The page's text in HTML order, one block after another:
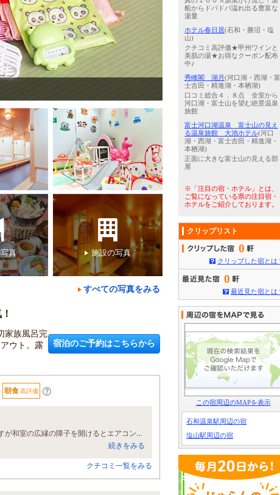
ふく刺し付き花会席膳
真 施設の写真
すべての写真をみる
家族風呂完
ウト。露
宿泊のご予約はこちらから
朝食高評価
高齢な両親と泊まりました。和洋室の部屋で広さや清潔感は問題なかったのですが和室の広縁の障子を開けるとエアコンの能力不足かあまり冷えなかった。温泉や食事は大変よかったと思います。スタッフの印象はよくまた泊まりたいと思っています。
続きをみる
クチコミ一覧をみる
船からドバドバ溢れ出る豊富な
湯量
ホテル春日居(石和・勝沼・塩
山)
クチコミ高評価★甲州ワインと
美肌の湯★お得なクーポン配布
中♪
秀峰閣 湖月 (河口湖・西湖・富
士吉田・精進湖・本栖湖)
口コミ総合４．８点 全室から
河口湖・富士山を望む絶景温泉
旅館
富士河口湖温泉 富士山の見え
る温泉旅館 大池ホテル(河口
湖・西湖・富士吉田・精進湖・
本栖湖)
正面に大きな富士山の見える部
屋
※「注目の宿・ホテル」とは、
ご覧になっている県の注目宿・
ホテルをご紹介しております。
クリップリスト
0
クリップした宿とは
0
最近見た宿とは
この宿周辺のMAPを表示
石和温泉駅周辺の宿
塩山駅周辺の宿